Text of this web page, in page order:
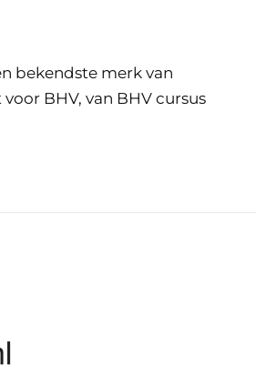
bekendste merk van
BHV, van BHV cursus